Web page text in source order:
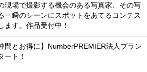
現場で撮影する機会のある写真家、その写
一瞬のシーンにスポットをあてるコンテス
ます。作品受付中！
間とお得に】NumberPREMIER法人プラン
ート！